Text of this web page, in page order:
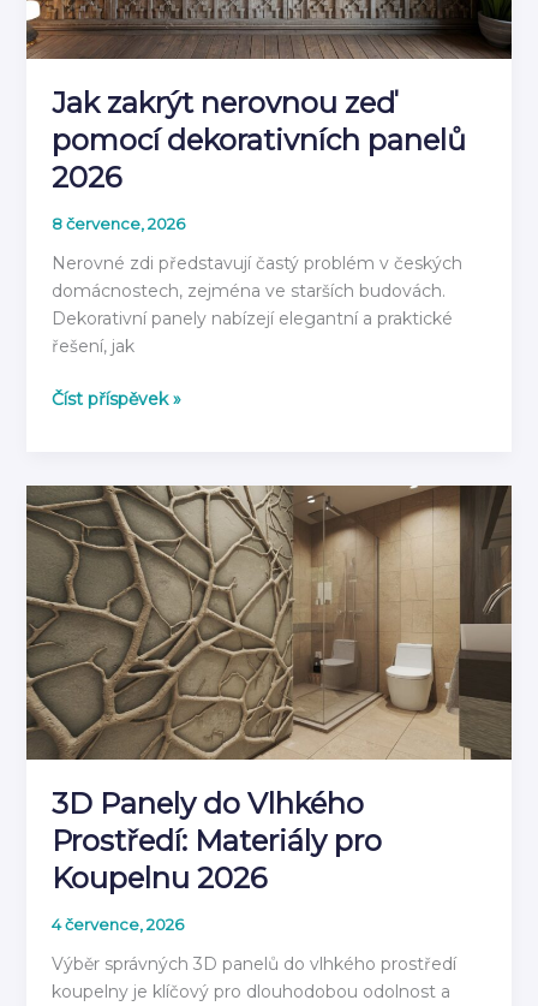
Jak zakrýt nerovnou zeď
pomocí dekorativních panelů
2026
8 července, 2026
Nerovné zdi představují častý problém v českých
domácnostech, zejména ve starších budovách.
Dekorativní panely nabízejí elegantní a praktické
řešení, jak
Jak
zeď
pomocí
dekorativních
panelů
2026
Číst příspěvek »
3D Panely do Vlhkého
Prostředí: Materiály pro
Koupelnu 2026
4 července, 2026
Výběr správných 3D panelů do vlhkého prostředí
koupelny je klíčový pro dlouhodobou odolnost a